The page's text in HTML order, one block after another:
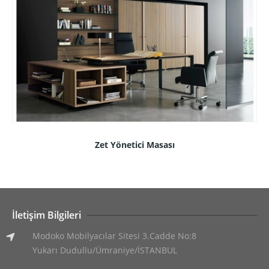
Zet Yönetici Masası
İletişim Bilgileri
Modoko Mobilyacılar Sitesi 3.Cadde No:8
Yukarı Dudullu/Ümraniye/İSTANBUL